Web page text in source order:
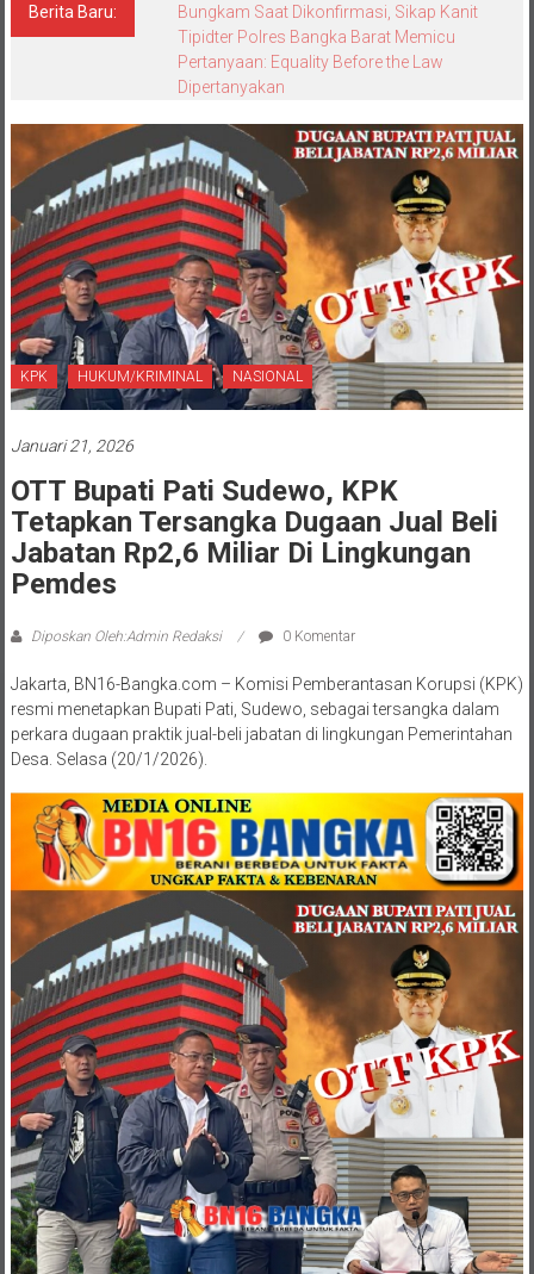
Berita Baru:
Perkuat Konektivitas Antarwilayah, Wings
Air Resmi Hadir Kembali di Bandara
Internasional H.A.S. Hanandjoeddin
Melayani Rute Belitung-Pangkalpinang
KPK HUKUM/KRIMINAL NASIONAL
Januari 21, 2026
OTT Bupati Pati Sudewo, KPK
Tetapkan Tersangka Dugaan Jual Beli
Jabatan Rp2,6 Miliar Di Lingkungan
Pemdes
Diposkan Oleh:Admin Redaksi 0 Komentar
Jakarta, BN16-Bangka.com – Komisi Pemberantasan Korupsi (KPK)
resmi menetapkan Bupati Pati, Sudewo, sebagai tersangka dalam
perkara dugaan praktik jual-beli jabatan di lingkungan Pemerintahan
Desa. Selasa (20/1/2026).